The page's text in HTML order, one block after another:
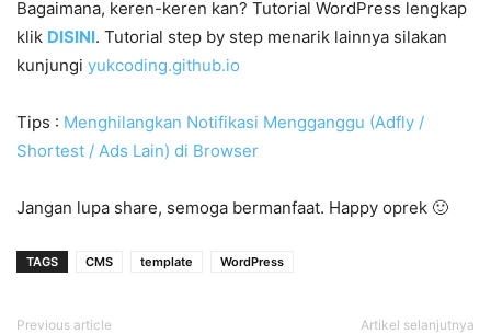
Bagaimana, keren-keren kan? Tutorial WordPress lengkap
klik DISINI. Tutorial step by step menarik lainnya silakan
kunjungi yukcoding.github.io
Tips : Menghilangkan Notifikasi Mengganggu (Adfly /
Shortest / Ads Lain) di Browser
Jangan lupa share, semoga bermanfaat. Happy oprek 🙂
TAGS CMS template WordPress
Previous article Artikel selanjutnya